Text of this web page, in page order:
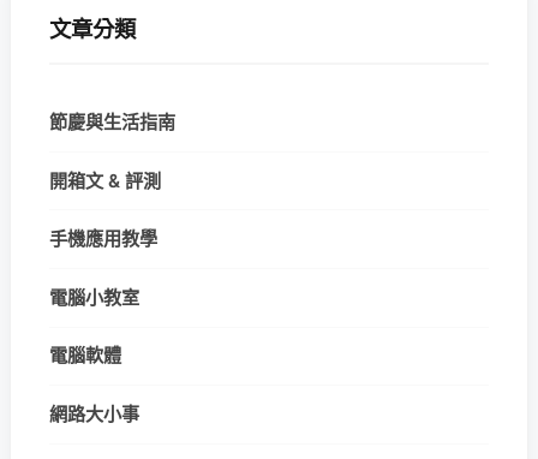
文章分類
節慶與生活指南
開箱文 & 評測
手機應用教學
電腦小教室
電腦軟體
網路大小事